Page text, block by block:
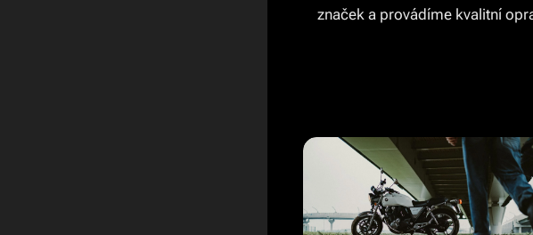
značek a provádíme kvalitní